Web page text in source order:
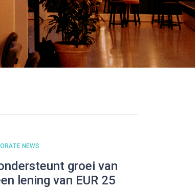
NEWS
groei van
lening van EUR 25